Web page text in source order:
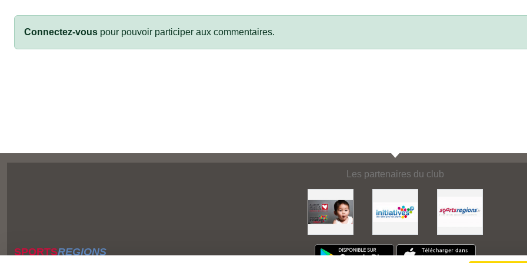
Connectez-vous pour pouvoir participer aux commentaires.
Les partenaires du club
SPORTSREGIONS